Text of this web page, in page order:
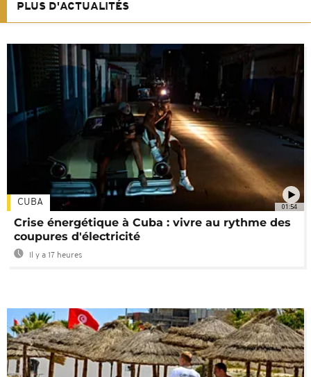
PLUS D'ACTUALITÉS
01:54
CUBA
Crise énergétique à Cuba : vivre au rythme des
coupures d'électricité
Il y a 17 heures